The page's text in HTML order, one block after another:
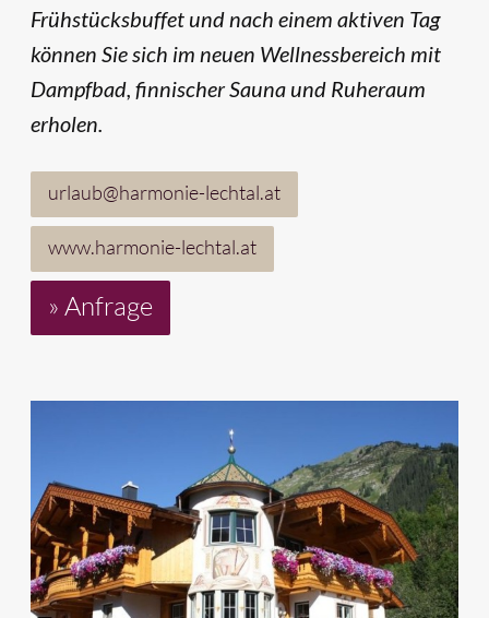
Frühstücksbuffet und nach einem aktiven Tag
können Sie sich im neuen Wellnessbereich mit
Dampfbad, finnischer Sauna und Ruheraum
erholen.
urlaub@harmonie-lechtal.at
www.harmonie-lechtal.at
» Anfrage